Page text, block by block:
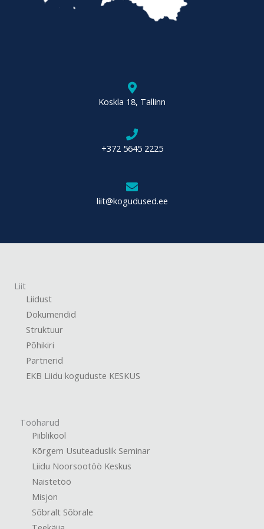
Koskla 18, Tallinn
+372 5645 2225
liit@kogudused.ee
Liit
Liidust
Dokumendid
Struktuur
Põhikiri
Partnerid
EKB Liidu koguduste KESKUS
Tööharud
Piiblikool
Kõrgem Usuteaduslik Seminar
Liidu Noorsootöö Keskus
Naistetöö
Misjon
Sõbralt Sõbrale